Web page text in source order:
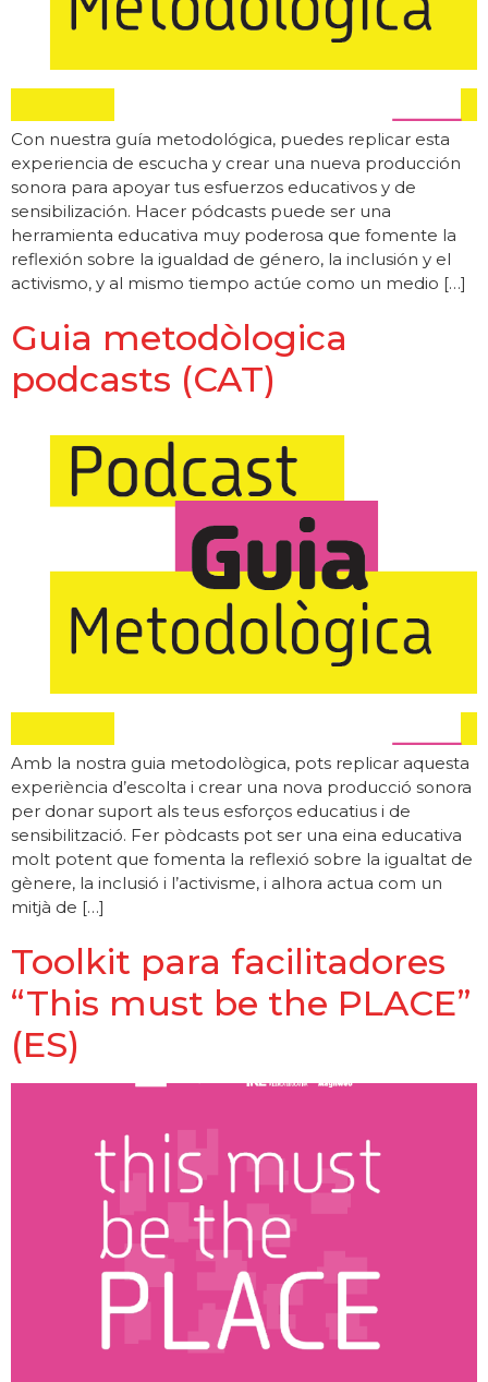
Con nuestra guía metodológica, puedes replicar esta
experiencia de escucha y crear una nueva producción
sonora para apoyar tus esfuerzos educativos y de
sensibilización. Hacer pódcasts puede ser una
herramienta educativa muy poderosa que fomente la
reflexión sobre la igualdad de género, la inclusión y el
activismo, y al mismo tiempo actúe como un medio […]
Guia metodòlogica
podcasts (CAT)
Amb la nostra guia metodològica, pots replicar aquesta
experiència d’escolta i crear una nova producció sonora
per donar suport als teus esforços educatius i de
sensibilització. Fer pòdcasts pot ser una eina educativa
molt potent que fomenta la reflexió sobre la igualtat de
gènere, la inclusió i l’activisme, i alhora actua com un
mitjà de […]
Toolkit para facilitadores
“This must be the PLACE”
(ES)